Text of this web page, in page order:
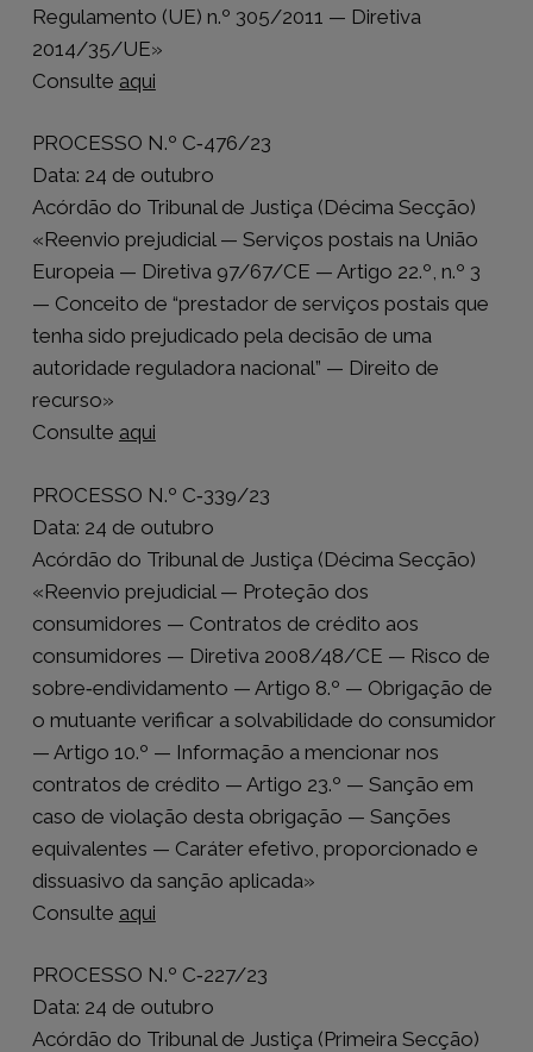
Regulamento (UE) n.º 305/2011 — Diretiva
2014/35/UE»
Consulte aqui
PROCESSO N.º C‑476/23
Data: 24 de outubro
Acórdão do Tribunal de Justiça (Décima Secção)
«Reenvio prejudicial — Serviços postais na União
Europeia — Diretiva 97/67/CE — Artigo 22.º, n.º 3
— Conceito de “prestador de serviços postais que
tenha sido prejudicado pela decisão de uma
autoridade reguladora nacional” — Direito de
recurso»
Consulte aqui
PROCESSO N.º C‑339/23
Data: 24 de outubro
Acórdão do Tribunal de Justiça (Décima Secção)
«Reenvio prejudicial — Proteção dos
consumidores — Contratos de crédito aos
consumidores — Diretiva 2008/48/CE — Risco de
sobre‑endividamento — Artigo 8.º — Obrigação de
o mutuante verificar a solvabilidade do consumidor
— Artigo 10.º — Informação a mencionar nos
contratos de crédito — Artigo 23.º — Sanção em
caso de violação desta obrigação — Sanções
equivalentes — Caráter efetivo, proporcionado e
dissuasivo da sanção aplicada»
Consulte aqui
PROCESSO N.º C‑227/23
Data: 24 de outubro
Acórdão do Tribunal de Justiça (Primeira Secção)